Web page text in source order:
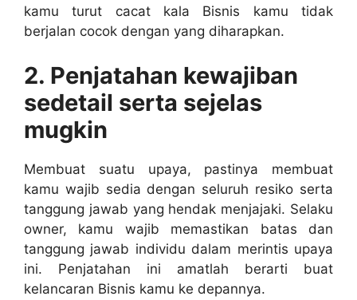
kamu turut cacat kala Bisnis kamu tidak
berjalan cocok dengan yang diharapkan.
2. Penjatahan kewajiban
sedetail serta sejelas
mugkin
Membuat suatu upaya, pastinya membuat
kamu wajib sedia dengan seluruh resiko serta
tanggung jawab yang hendak menjajaki. Selaku
owner, kamu wajib memastikan batas dan
tanggung jawab individu dalam merintis upaya
ini. Penjatahan ini amatlah berarti buat
kelancaran Bisnis kamu ke depannya.